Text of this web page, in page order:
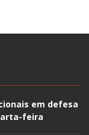
em defesa
feira